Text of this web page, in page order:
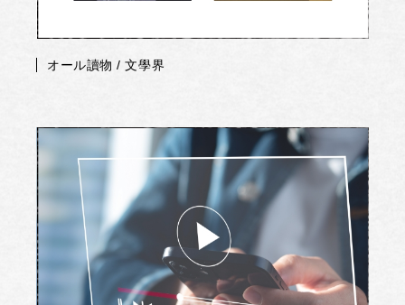
オール讀物 / 文學界